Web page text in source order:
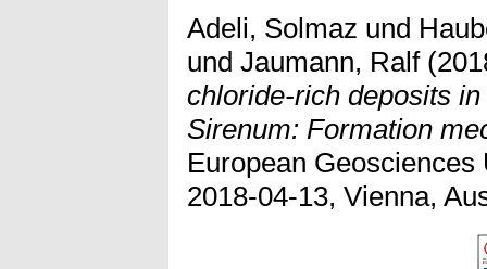
Adeli, Solmaz und
und Jaumann, Ralf
chloride-rich deposits
Sirenum: Formation
European
2018-04-13, Vienna,